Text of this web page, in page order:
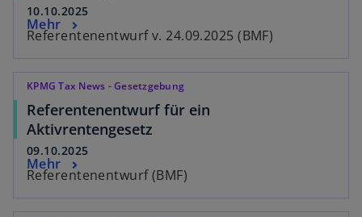
10.10.2025
Referentenentwurf v. 24.09.2025 (BMF)
Mehr
KPMG Tax News - Gesetzgebung
Referentenentwurf für ein
Aktivrentengesetz
09.10.2025
Referentenentwurf (BMF)
Mehr